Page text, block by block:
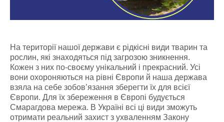
На території нашої держави є рідкісні види тварин та
рослин, які знаходяться під загрозою зникнення.
Кожен з них по-своєму унікальний і прекрасний. Усі
вони охороняються на рівні Європи й наша держава
взяла на себе зобов’язання зберегти їх для всієї
Європи. Для їх збереження в Європі будується
Смарагдова мережа. В Україні всі ці види зможуть
отримати реальний захист з ухваленням Закону